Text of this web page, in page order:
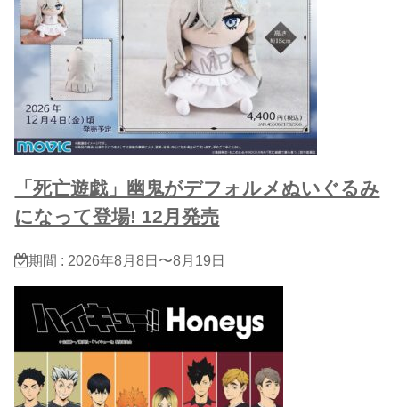
「死亡遊戯」幽鬼がデフォルメぬいぐるみ
になって登場! 12月発売
期間 : 2026年8月8日〜8月19日